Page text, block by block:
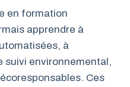
en formation
apprendre à
à
suivi environnemental,
Ces